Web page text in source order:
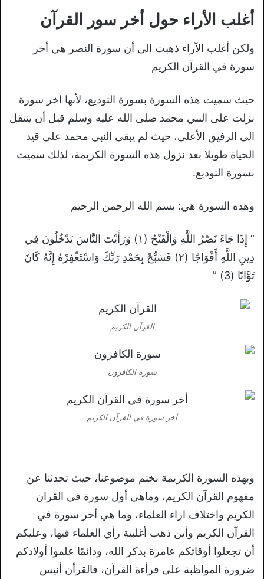
أغلب الأراء حول أخر سور القرآن
ولكن أغلب الآراء ذهبت الى أن سورة النصر هي أخر
سورة في القرآن الكريم
حيث سميت هذه السورة بسورة التوديع، لأنها اخر سورة
نزلت على النبي محمد صلى الله عليه وسلم قبل أن ينتقل
الى الرفيق الأعلى، حيث لم يبقى النبي محمد على قيد
الحياة طويلا بعد نزول هذه السورة الكريمة، لذلك سميت
بسورة التوديع.
وهذه السورة هي: بسم الله الرحمن الرحيم
” إِذَا جَاءَ نَصْرُ اللَّهِ وَالْفَتْحُ (۱) وَرَأَيْتَ النَّاسَ يَدْخُلُونَ فِي
دِينِ اللَّهِ أَفْوَاجًا (۲) فَسَبِّحْ بِحَمْدِ رَبِّكَ وَاسْتَغْفِرْهُ إِنَّهُ كَانَ
تَوَّابًا (3) ”
القرآن الكريم
سورة الكافرون
أخر سورة في القرآن الكريم
وبهذه السورة الكريمة نختم موضوعنا، حيث تحدثنا عن
مفهوم القرآن الكريم، وماهي أول سورة في القران
الكريم واختلاف اراء العلماء، وما هي أخر سورة في
القرآن الكريم وأين ذهب أغلبية رأي العلماء فيها، وعليكم
أن تجعلوا أوقاتكم عامرة بذكر الله، ودائمًا علموا أولادكم
ضرورة المواظبة على قرأءة القرآن، فالقرأن أنيس